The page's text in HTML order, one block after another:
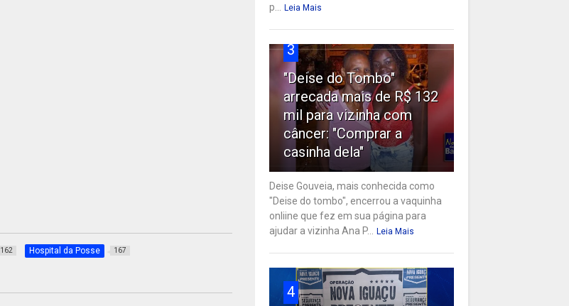
162 Hospital da Posse 167
p...
Leia Mais
3
"Deise do Tombo"
arrecada mais de R$ 132
mil para vizinha com
câncer: "Comprar a
casinha dela"
Deise Gouveia, mais conhecida como
"Deise do tombo", encerrou a vaquinha
onliine que fez em sua página para
ajudar a vizinha Ana P...
Leia Mais
4